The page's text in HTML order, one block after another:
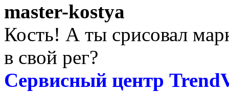
master-kostya
Кость! А ты срисовал
в свой рег?
Сервисный центр